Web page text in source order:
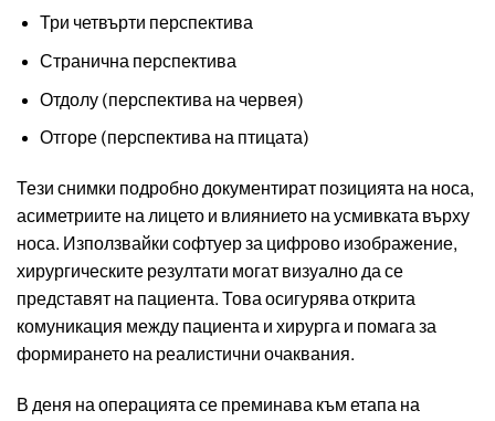
Три четвърти перспектива
Странична перспектива
Отдолу (перспектива на червея)
Отгоре (перспектива на птицата)
Тези снимки подробно документират позицията на носа,
асиметриите на лицето и влиянието на усмивката върху
носа. Използвайки софтуер за цифрово изображение,
хирургическите резултати могат визуално да се
представят на пациента. Това осигурява открита
комуникация между пациента и хирурга и помага за
формирането на реалистични очаквания.
В деня на операцията се преминава към етапа на